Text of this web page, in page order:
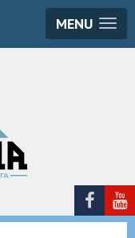
MENU